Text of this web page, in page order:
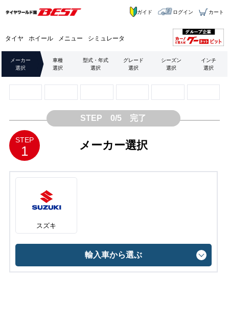
タイヤ ホイール メニュー シミュレータ
ガイド ログイン カート
メーカー
選択
車種
選択
型式・年式
選択
グレード
選択
シーズン
選択
インチ
選択
STEP 0/5 完了
STEP
1 メーカー選択
スズキ
輸入車から選ぶ